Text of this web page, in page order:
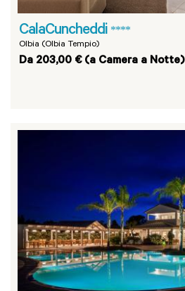
CalaCuncheddi ****
Olbia (Olbia Tempio)
Da 203,00 € (a Camera a Notte)